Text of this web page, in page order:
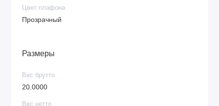
Цвет плафона
Прозрачный
Размеры
Вес брутто
20.0000
Вес нетто